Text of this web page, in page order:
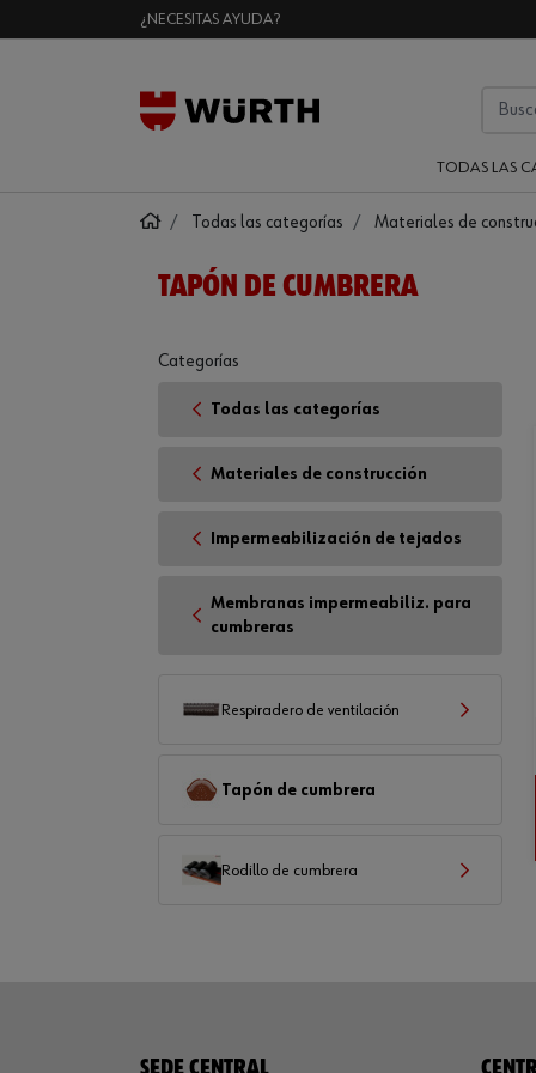
¿NECESITAS AYUDA?
TODAS LAS
Todas las categorías Materiales de
TAPÓN DE CUMBRERA
Categorías
Todas las categorías
Materiales de construcción
Impermeabilización de tejados
Membranas impermeabiliz. para
cumbreras
Respiradero de ventilación
Tapón de cumbrera
Rodillo de cumbrera
SEDE CENTRAL